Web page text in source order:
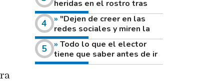
heridas en el rostro tras
reventar el disco de una
amoladora
"Dejen de creer en las
redes sociales y miren la
heladera de sus casas": el
fuerte mensaje de una joven
que votó por primera vez
Todo lo que el elector
tiene que saber antes de ir
a votar este domingo